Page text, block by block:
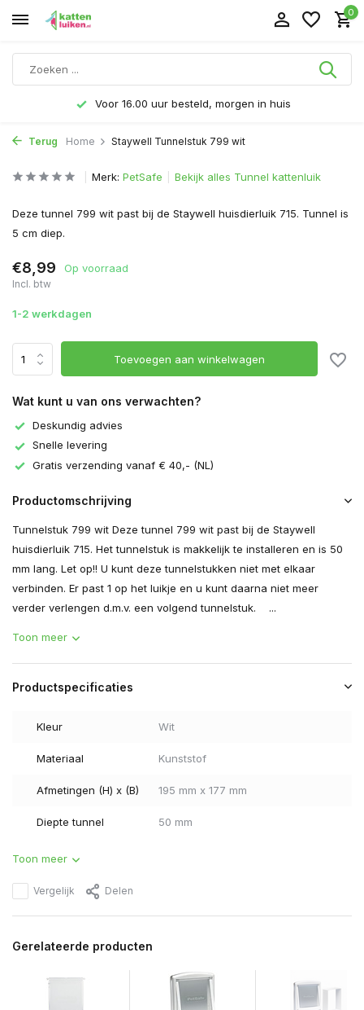
0
Voor 16.00 uur besteld, morgen in huis
Terug Home Staywell Tunnelstuk 799 wit
Merk: PetSafe Bekijk alles Tunnel kattenluik
Deze tunnel 799 wit past bij de Staywell huisdierluik 715. Tunnel is
5 cm diep.
€8,99 Op voorraad
Incl. btw
1-2 werkdagen
Toevoegen aan winkelwagen
Wat kunt u van ons verwachten?
Deskundig advies
Snelle levering
Gratis verzending vanaf € 40,- (NL)
Productomschrijving
Tunnelstuk 799 wit Deze tunnel 799 wit past bij de Staywell
huisdierluik 715. Het tunnelstuk is makkelijk te installeren en is 50
mm lang. Let op!! U kunt deze tunnelstukken niet met elkaar
verbinden. Er past 1 op het luikje en u kunt daarna niet meer
verder verlengen d.m.v. een volgend tunnelstuk. ...
Toon meer
Productspecificaties
Kleur Wit
Materiaal Kunststof
Afmetingen (H) x (B) 195 mm x 177 mm
Diepte tunnel 50 mm
Toon meer
Vergelijk Delen
Gerelateerde producten